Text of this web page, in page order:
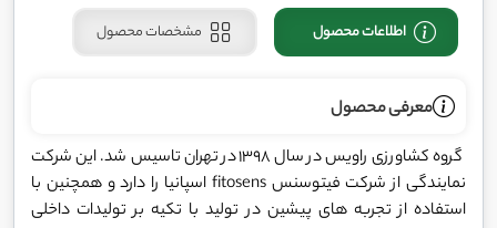
اطلاعات محصول مشخصات محصول
معرفی محصول
گروه کشاورزی راویس در سال ۱۳۹۸ در تهران تاسیس شد. این شرکت
نمایندگی از شرکت فیتوسنس fitosens اسپانیا را دارد و همچنین با
استفاده از تجربه های پیشین در تولید با تکیه بر تولیدات داخلی